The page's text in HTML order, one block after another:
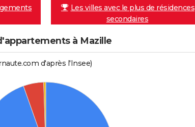
Les villes avec le plus de résidences
secondaires
à Mazille
d'après l'Insee)